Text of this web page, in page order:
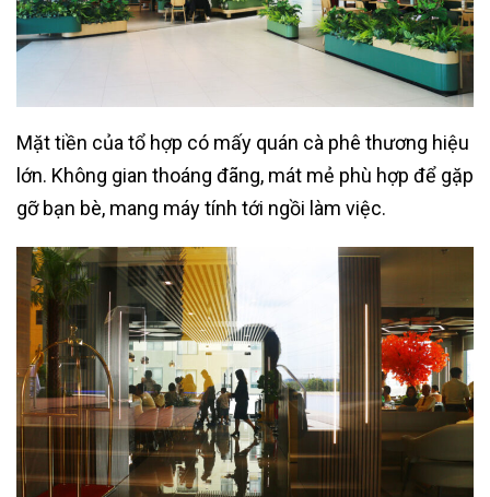
Mặt tiền của tổ hợp có mấy quán cà phê thương hiệu
lớn. Không gian thoáng đãng, mát mẻ phù hợp để gặp
gỡ bạn bè, mang máy tính tới ngồi làm việc.